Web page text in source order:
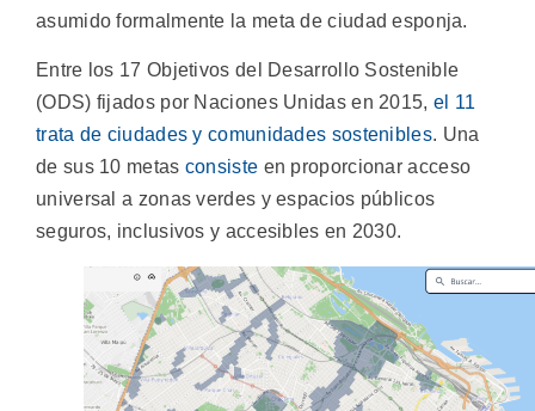
asumido formalmente la meta de ciudad esponja.
Entre los 17 Objetivos del Desarrollo Sostenible
(ODS) fijados por Naciones Unidas en 2015, el 11
trata de ciudades y comunidades sostenibles. Una
de sus 10 metas consiste en proporcionar acceso
universal a zonas verdes y espacios públicos
seguros, inclusivos y accesibles en 2030.